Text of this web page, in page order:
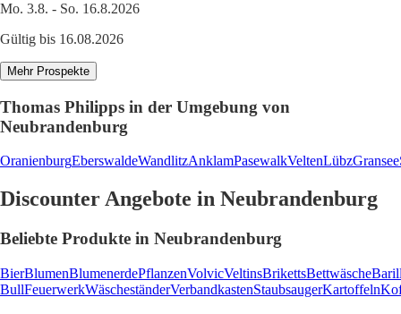
Mo. 3.8. - So. 16.8.2026
Gültig bis 16.08.2026
Mehr Prospekte
Thomas Philipps in der Umgebung von
Neubrandenburg
OranienburgEberswaldeWandlitzAnklamPasewalkVeltenLübzGransee
Discounter Angebote in Neubrandenburg
Beliebte Produkte in Neubrandenburg
BierBlumenBlumenerdePflanzenVolvicVeltinsBrikettsBettwäsche
BullFeuerwerkWäscheständerVerbandkastenStaubsaugerKartoffeln